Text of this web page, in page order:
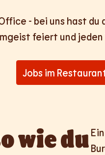
- bei uns hast du
feiert und
Jobs im
wie du